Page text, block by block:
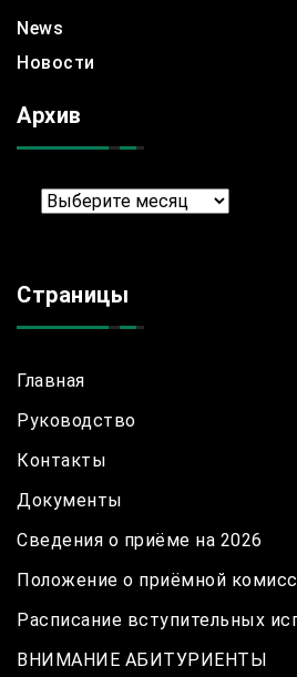
News
Новости
Архив
Архив
Страницы
Главная
Руководство
Контакты
Документы
Сведения о приёме на 2026
Положение о приёмной
Расписание вступительных
ВНИМАНИЕ АБИТУРИЕНТЫ